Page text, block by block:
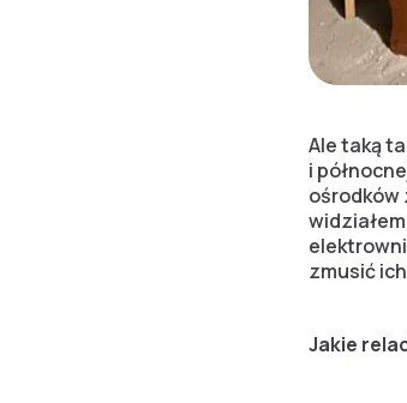
Ale taką
i
ośrodków
zmusić
Jakie